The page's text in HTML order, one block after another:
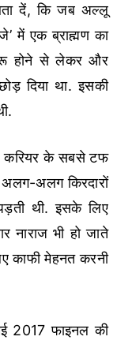
दें, कि जब अल्लू
में एक ब्राह्मण का
होने से लेकर और
दिया था. इसकी
करियर के सबसे टफ
अलग किरदारों
थी. इसके लिए
नाराज भी हो जाते
काफी मेहनत करनी
2017 फाइनल की